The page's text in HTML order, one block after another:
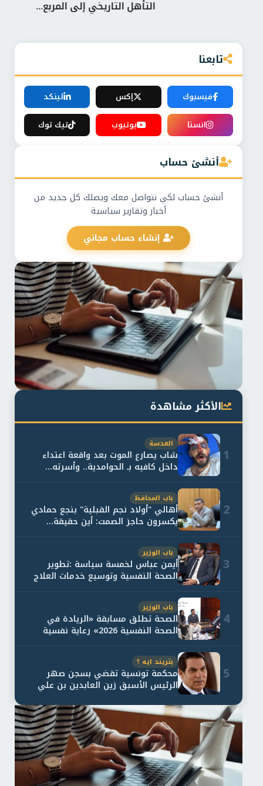
التأهل التاريخي إلى المربع...
تابعنا
فيسبوك إكس
لينكد
انستا
يوتيوب تيك توك
أنشئ حساب
أنشئ حساب لكي نتواصل معك ويصلك كل جديد من
أخبار وتقارير سياسية
إنشاء حساب مجاني
الأكثر مشاهدة
1
العدسة
شاب يصارع الموت بعد واقعة اعتداء
داخل كافيه بـ الحوامدية.. وأسرته...
2
باب المحافظ
أهالي "أولاد نجم القبلية" بنجع حمادي
يكسرون حاجز الصمت: أين حقيقة...
3
باب الوزير
أيمن عباس لخمسة سياسة :تطوير
الصحة النفسية وتوسيع خدمات العلاج
4
باب الوزير
الصحة تطلق مسابقة «الريادة في
الصحة النفسية 2026» رعاية نفسية
5
بتريند ايه ؟
محكمة تونسية تقضي بسجن صهر
الرئيس الأسبق زين العابدين بن علي